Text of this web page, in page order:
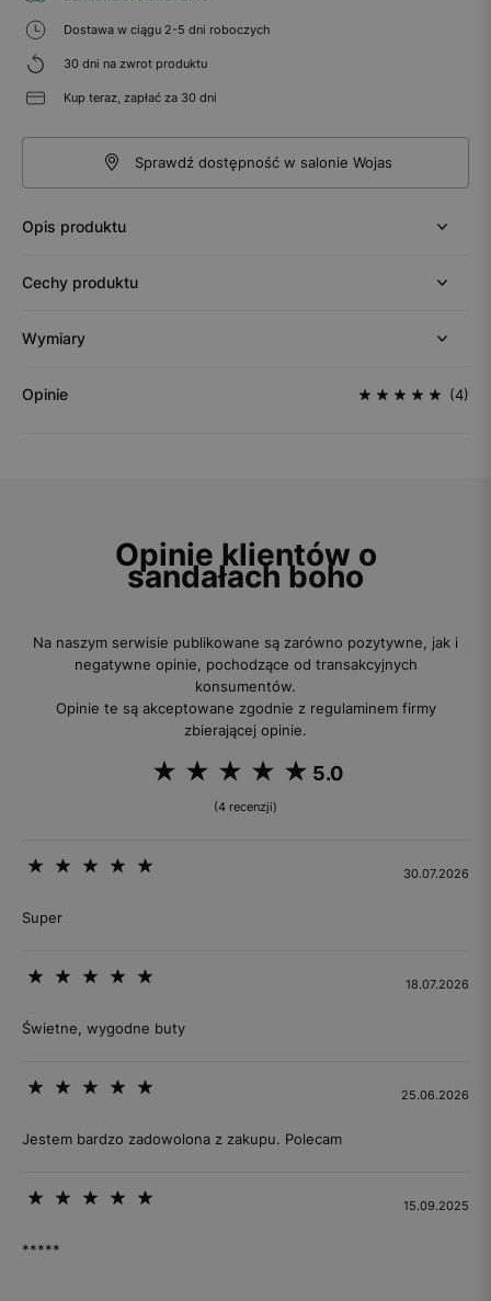
Dostawa w ciągu 2-5 dni roboczych
30 dni na zwrot produktu
Kup teraz, zapłać za 30 dni
Sprawdź dostępność w salonie Wojas
Opis produktu
Cechy produktu
Wymiary
Opinie (4)
Opinie klientów o
sandałach boho
Na naszym serwisie publikowane są zarówno pozytywne, jak i
negatywne opinie, pochodzące od transakcyjnych
konsumentów.
Opinie te są akceptowane zgodnie z regulaminem firmy
zbierającej opinie.
5.0
(4 recenzji)
30.07.2026
Super
18.07.2026
Świetne, wygodne buty
25.06.2026
Jestem bardzo zadowolona z zakupu. Polecam
15.09.2025
*****